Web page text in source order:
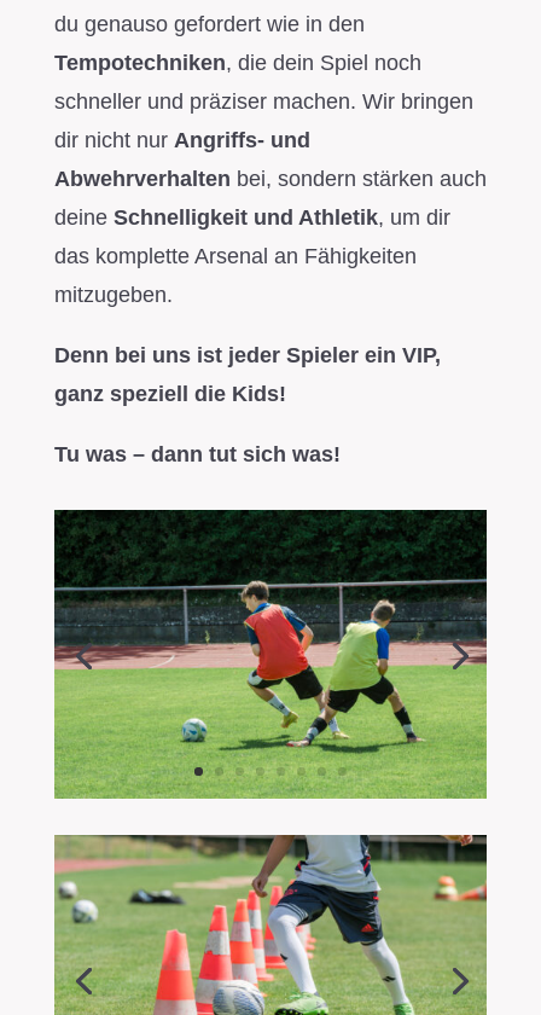
du genauso gefordert wie in den
Tempotechniken, die dein Spiel noch
schneller und präziser machen. Wir bringen
dir nicht nur Angriffs- und
Abwehrverhalten bei, sondern stärken auch
deine Schnelligkeit und Athletik, um dir
das komplette Arsenal an Fähigkeiten
mitzugeben.
Denn bei uns ist jeder Spieler ein VIP,
ganz speziell die Kids!
Tu was – dann tut sich was!